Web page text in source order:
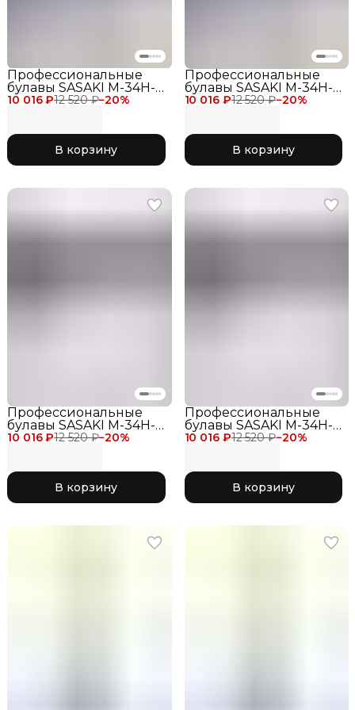
10 016 ₽12 520 ₽−20%
Профессиональные
булавы SASAKI M-34H-F
для соревнований 40,5
В корзину
10 016 ₽12 520 ₽−20%
Профессиональные
булавы SASAKI M-34H-F
для соревнований 44
В корзину
10 016 ₽12 520 ₽−20%
Профессиональные
булавы SASAKI M-34H-F
для соревнований 40,5
В корзину
10 016 ₽12 520 ₽−20%
Профессиональные
булавы SASAKI M-34H-F
для соревнований 44
В корзину